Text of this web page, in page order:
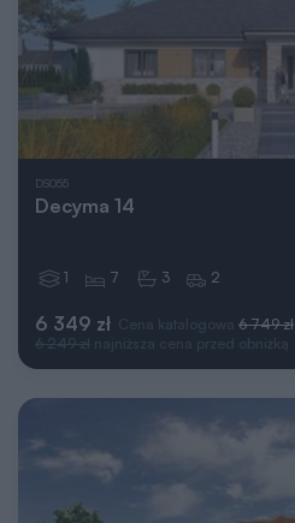
DS055
Decyma 14
6 349 zł Cena katalogowa 6 749 zł
6 249 zł najniższa cena przed obniżką
1 7 3 2